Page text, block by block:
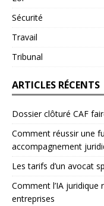
Sécurité
Travail
Tribunal
ARTICLES RÉCENTS
Dossier clôturé CAF
Comment réussir une
accompagnement
Les tarifs d’un avocat
Comment l’IA juridique
entreprises